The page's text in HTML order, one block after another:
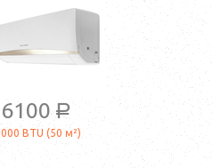
a
BTU (50 м²)